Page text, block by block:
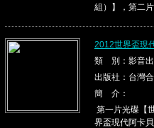
組）】，第二
2012世界盃現
類 別：影音
出版社：台灣
簡 介：
第一片光碟【
界盃現代阿卡